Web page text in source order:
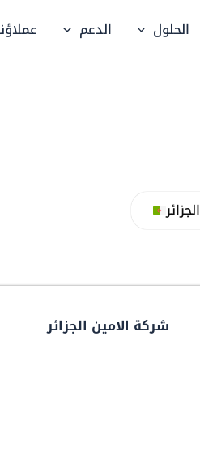
الحلول الدعم
الجزائر
شركة الامين الجزائر